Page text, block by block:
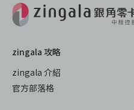
zingala 攻略
zingala 介紹
官方部落格